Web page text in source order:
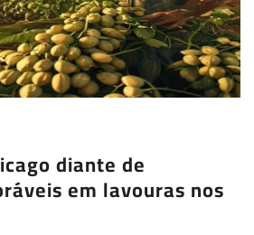
diante de
em lavouras nos